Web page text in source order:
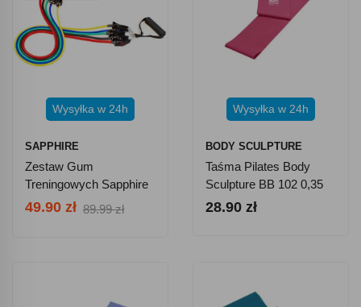
Wysyłka w 24h
SAPPHIRE
Zestaw Gum
Treningowych Sapphire
SG-015
49.90 zł 89.99 zł
Wysyłka w 24h
BODY SCULPTURE
Taśma Pilates Body
Sculpture BB 102 0,35
Mm
28.90 zł